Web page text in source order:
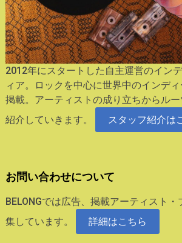
2012年にスタートした自主運営のイン
ィア。ロックを中心に世界中のインデ
掲載。アーティストの成り立ちからル
紹介していきます。
スタッフ紹介は
お問い合わせについて
BELONGでは広告、掲載アーティスト
集しています。
詳細はこちら